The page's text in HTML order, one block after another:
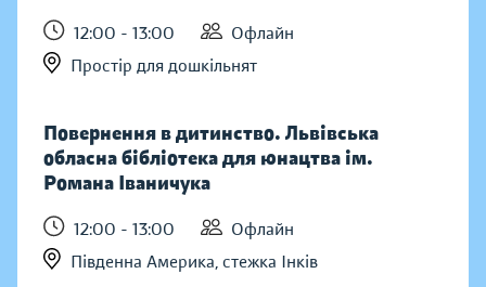
12:00 - 13:00
Офлайн
Простір для дошкільнят
Повернення в дитинство. Львівська
обласна бібліотека для юнацтва ім.
Романа Іваничука
12:00 - 13:00
Офлайн
Південна Америка, стежка Інків